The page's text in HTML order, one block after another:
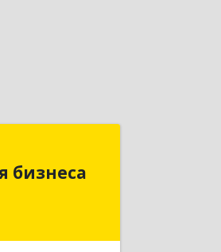
бизнеса
обл,
г, вн.р-н
№ 54А, пом.6